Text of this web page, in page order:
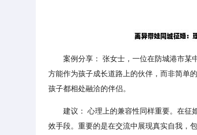
案例分享： 张女士，一位在防城港市某
方能作为孩子成长道路上的伙伴，而非简单
孩子都相处融洽的伴侣。
建议： 心理上的兼容性同样重要。在征
效手段。重要的是在交流中展现真实自我，